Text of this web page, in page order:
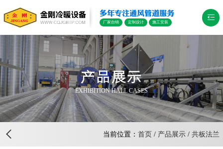
多年专注通风管道服务
厂家自销 定制设计 施工安装
产品展示
EXHIBITION HALL CASES
当前位置： 首页 / 产品展示 / 共板法兰